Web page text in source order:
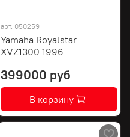
арт. 050259
Yamaha Royalstar
XVZ1300 1996
399000 руб
В корзину